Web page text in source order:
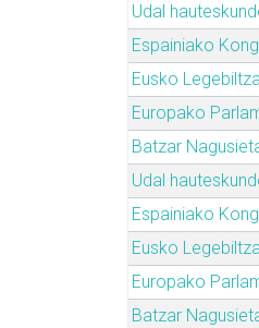
Udal
Espainiako
Eusko
Europako
Batzar
Udal
Espainiako
Eusko
Europako
Batzar